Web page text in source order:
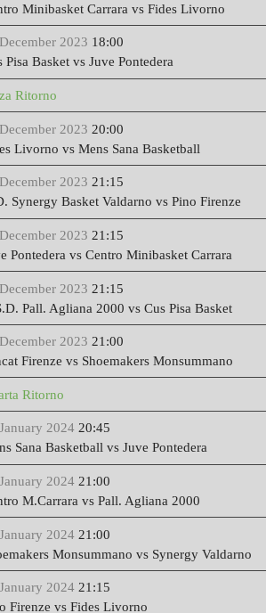
Minibasket Carrara vs Fides Livorno
2023 18:00
Pisa Basket vs Juve Pontedera
Ritorno
2023 20:00
Livorno vs Mens Sana Basketball
2023 21:15
Synergy Basket Valdarno vs Pino Firenze
2023 21:15
Pontedera vs Centro Minibasket Carrara
2023 21:15
Pall. Agliana 2000 vs Cus Pisa Basket
2023 21:00
Firenze vs Shoemakers Monsummano
Ritorno
2024 20:45
Sana Basketball vs Juve Pontedera
2024 21:00
M.Carrara vs Pall. Agliana 2000
2024 21:00
Monsummano vs Synergy Valdarno
2024 21:15
Firenze vs Fides Livorno